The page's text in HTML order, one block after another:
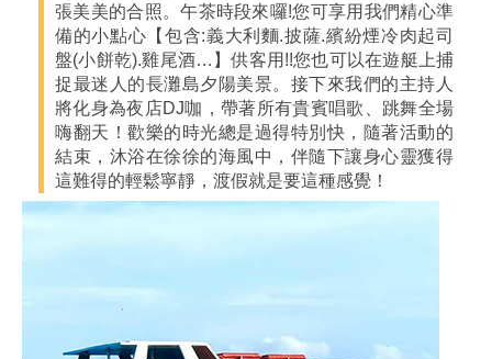
張美美的合照。午茶時段來囉!您可享用我們精心準
備的小點心【包含:義大利麵.披薩.繽紛煙冷肉起司
盤(小餅乾).雞尾酒…】供客用!!您也可以在遊艇上捕
捉最迷人的長灘島夕陽美景。接下來我們的主持人
將化身為夜店DJ咖，帶著所有貴賓唱歌、跳舞全場
嗨翻天！歡樂的時光總是過得特別快，隨著活動的
結束，沐浴在徐徐的海風中，伴隨下讓身心靈獲得
這難得的輕鬆寧靜，渡假就是要這種感覺！